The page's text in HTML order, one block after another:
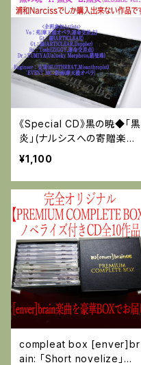
《Special CD》黒の暁◆「黒
炎」(ナルシスへの寄贈楽曲/
2020年8月発売)
¥1,100
compleat box [enver]br
ain: 「Short novelize」付